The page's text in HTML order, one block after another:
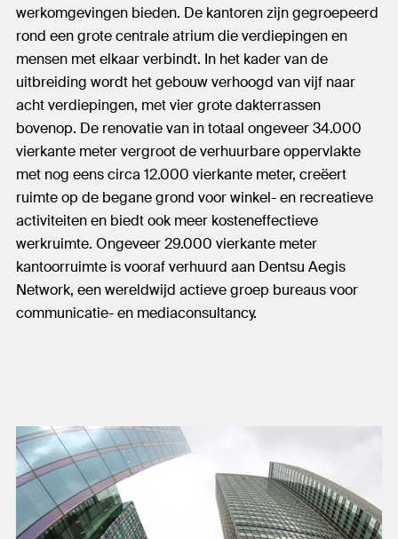
werkomgevingen bieden. De kantoren zijn gegroepeerd
rond een grote centrale atrium die verdiepingen en
mensen met elkaar verbindt. In het kader van de
uitbreiding wordt het gebouw verhoogd van vijf naar
acht verdiepingen, met vier grote dakterrassen
bovenop. De renovatie van in totaal ongeveer 34.000
vierkante meter vergroot de verhuurbare oppervlakte
met nog eens circa 12.000 vierkante meter, creëert
ruimte op de begane grond voor winkel- en recreatieve
activiteiten en biedt ook meer kosteneffectieve
werkruimte. Ongeveer 29.000 vierkante meter
kantoorruimte is vooraf verhuurd aan Dentsu Aegis
Network, een wereldwijd actieve groep bureaus voor
communicatie- en mediaconsultancy.